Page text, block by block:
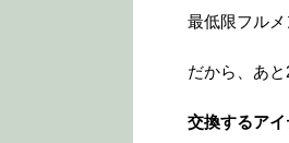
最低限フルメ
だから、あ
交換するアイ